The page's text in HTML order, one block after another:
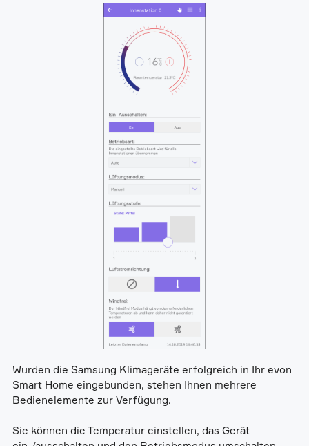
Wurden die Samsung Klimageräte erfolgreich in Ihr evon
Smart Home eingebunden, stehen Ihnen mehrere
Bedienelemente zur Verfügung.
Sie können die Temperatur einstellen, das Gerät